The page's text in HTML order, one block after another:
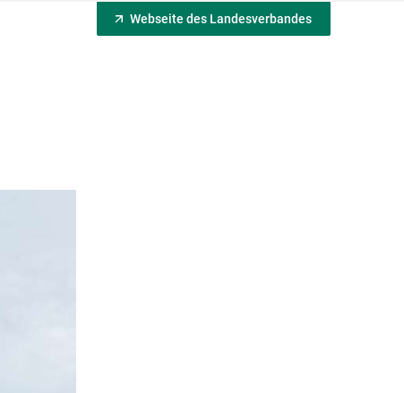
Webseite des Landesverbandes